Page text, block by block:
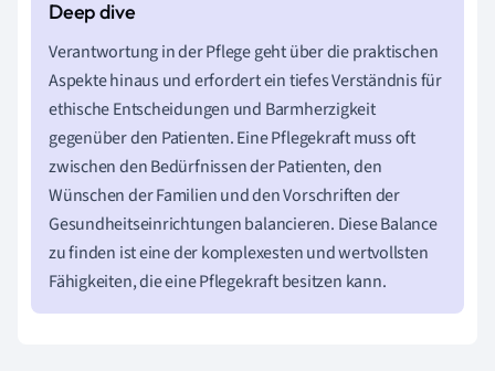
Verantwortung in der Pflege geht über die praktischen
Aspekte hinaus und erfordert ein tiefes Verständnis für
ethische Entscheidungen und Barmherzigkeit
gegenüber den Patienten. Eine Pflegekraft muss oft
zwischen den Bedürfnissen der Patienten, den
Wünschen der Familien und den Vorschriften der
Gesundheitseinrichtungen balancieren. Diese Balance
zu finden ist eine der komplexesten und wertvollsten
Fähigkeiten, die eine Pflegekraft besitzen kann.